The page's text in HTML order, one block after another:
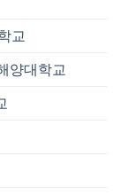
교
양대학교